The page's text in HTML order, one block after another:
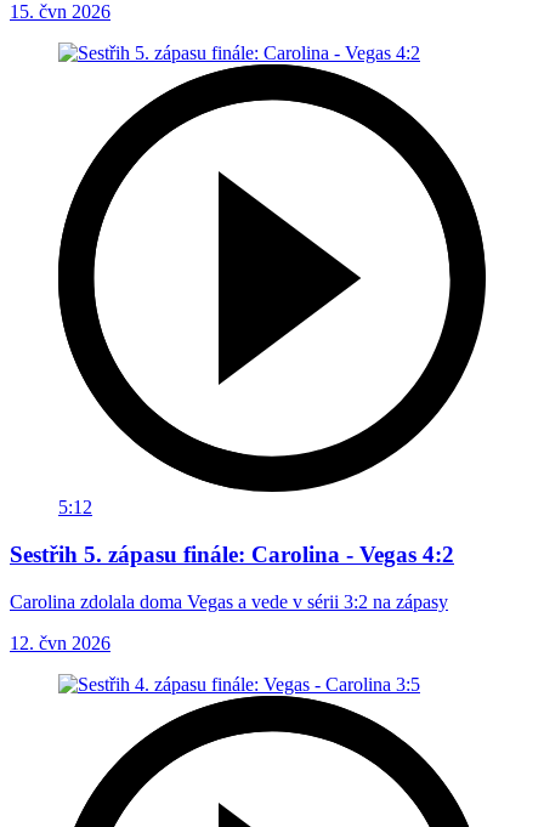
15. čvn 2026
5:12
Sestřih 5. zápasu finále: Carolina - Vegas 4:2
Carolina zdolala doma Vegas a vede v sérii 3:2 na zápasy
12. čvn 2026